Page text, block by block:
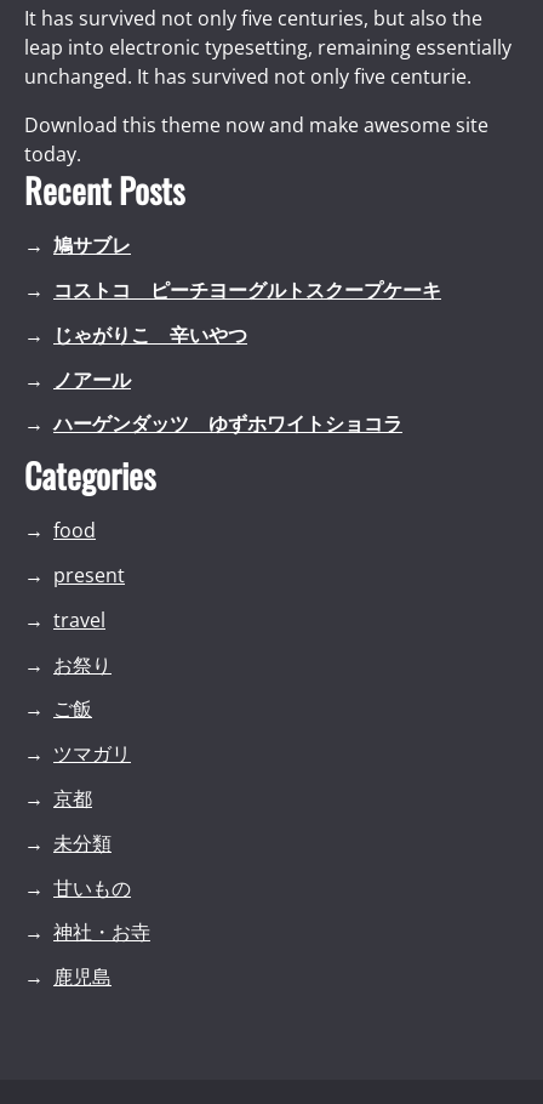
It has survived not only five centuries, but also the
leap into electronic typesetting, remaining essentially
unchanged. It has survived not only five centurie.
Download this theme now and make awesome site
today.
Recent Posts
鳩サブレ
コストコ ピーチヨーグルトスクープケーキ
じゃがりこ 辛いやつ
ノアール
ハーゲンダッツ ゆずホワイトショコラ
Categories
food
present
travel
お祭り
ご飯
ツマガリ
京都
未分類
甘いもの
神社・お寺
鹿児島